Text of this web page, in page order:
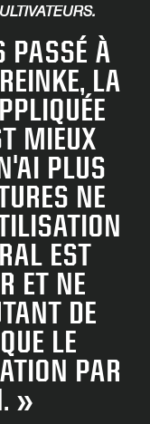
PASSÉ À
LA
MIEUX
PLUS
NE
EST
ET NE
DE
LE
PAR
»